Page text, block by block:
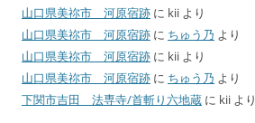
山口県美祢市 河原宿跡 に kii より
山口県美祢市 河原宿跡 に ちゅう乃 より
山口県美祢市 河原宿跡 に kii より
山口県美祢市 河原宿跡 に ちゅう乃 より
下関市吉田 法専寺/首斬り六地蔵 に kii より